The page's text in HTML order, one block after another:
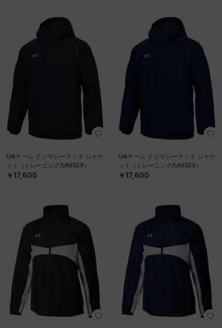
UAチーム インサレーテッド ジャケ
ット（トレーニング/UNISEX）
￥17,600
UAチーム インサレーテッド ジャケ
ット（トレーニング/UNISEX）
￥17,600